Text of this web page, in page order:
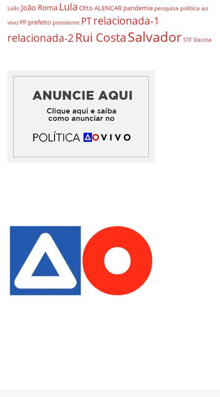
Leão João Roma Lula Otto ALENCAR pandemia pesquisa política ao
vivo PP prefeito presidente PTrelacionada-1
relacionada-2 Rui CostaSalvador STF Vacina